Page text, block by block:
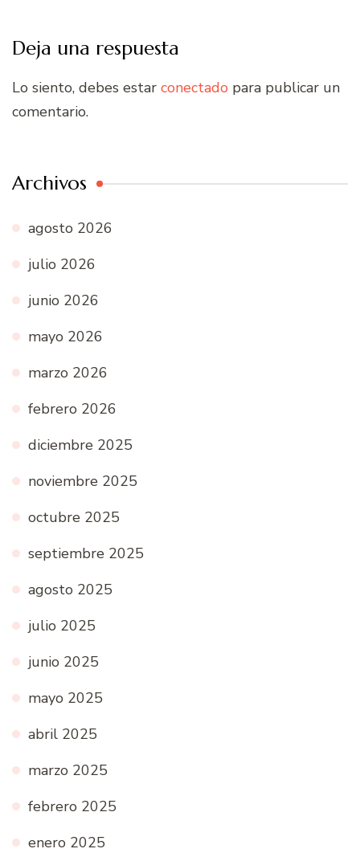
Deja una respuesta
Lo siento, debes estar conectado para publicar un
comentario.
Archivos
agosto 2026
julio 2026
junio 2026
mayo 2026
marzo 2026
febrero 2026
diciembre 2025
noviembre 2025
octubre 2025
septiembre 2025
agosto 2025
julio 2025
junio 2025
mayo 2025
abril 2025
marzo 2025
febrero 2025
enero 2025